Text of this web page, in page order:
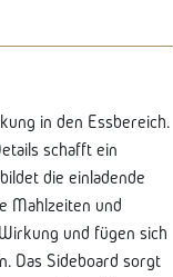
in den Essbereich.
schafft ein
die einladende
Mahlzeiten und
und fügen sich
Das Sideboard sorgt